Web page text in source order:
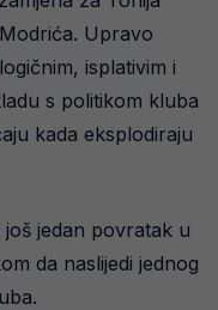
Upravo
isplativim i
s politikom kluba
kada eksplodiraju
jedan povratak u
da naslijedi jednog